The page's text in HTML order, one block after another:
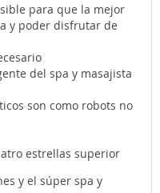
para que la mejor
y poder disfrutar de
del spa y masajista
son como robots no
estrellas superior
y el súper spa y